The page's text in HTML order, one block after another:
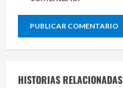
HISTORIAS RELACIONADAS